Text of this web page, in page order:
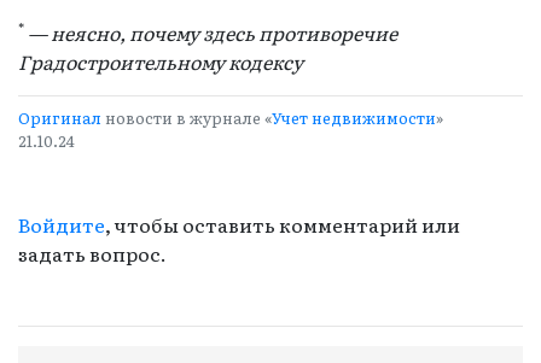
* — неясно, почему здесь противоречие
Градостроительному кодексу
Оригинал новости в журнале «Учет недвижимости»
21.10.24
Войдите, чтобы оставить комментарий или
задать вопрос.